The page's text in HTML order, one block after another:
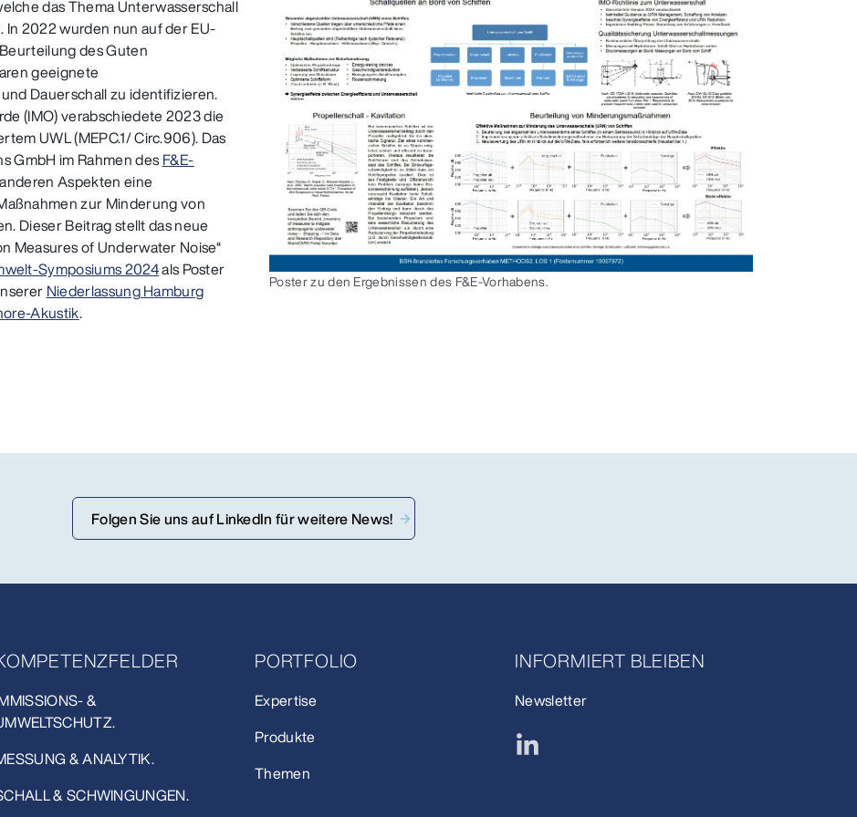
Poster zu den Ergebnissen des F&E-Vorhabens.
das Thema Unterwasserschall
In 2022 wurden nun auf der EU-
des Guten
geeignete
Dauerschall zu identifizieren.
(IMO) verabschiedete 2023 die
UWL (MEPC.1/ Circ.906). Das
GmbH im Rahmen desF&E-
Aspekten eine
zur Minderung von
Dieser Beitrag stellt das neue
Measures of Underwater Noise“
Symposiums 2024als Poster
Niederlassung Hamburg
Akustik.
Folgen Sie uns auf LinkedIn für weitere News!
&
& ANALYTIK.
& SCHWINGUNGEN.
PORTFOLIO
Expertise
Produkte
Themen
INFORMIERT BLEIBEN
Newsletter